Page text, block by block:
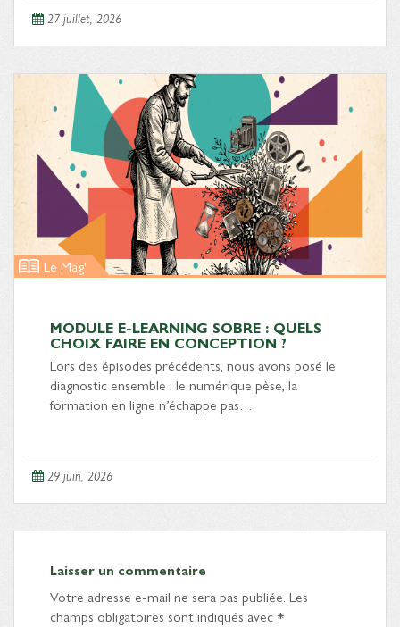
27 juillet, 2026
Le Mag'
MODULE E-LEARNING SOBRE : QUELS
CHOIX FAIRE EN CONCEPTION ?
Lors des épisodes précédents, nous avons posé le
diagnostic ensemble : le numérique pèse, la
formation en ligne n’échappe pas…
29 juin, 2026
Laisser un commentaire
Votre adresse e-mail ne sera pas publiée. Les
champs obligatoires sont indiqués avec*